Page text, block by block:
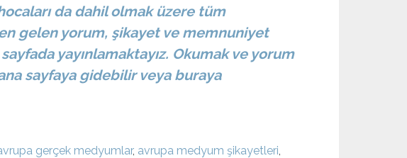
da dahil olmak üzere tüm
gelen yorum, şikayet ve memnuniyet
sayfada yayınlamaktayız. Okumak ve yorum
sayfaya gidebilir veya buraya
gerçek medyumlar, avrupa medyum şikayetleri,